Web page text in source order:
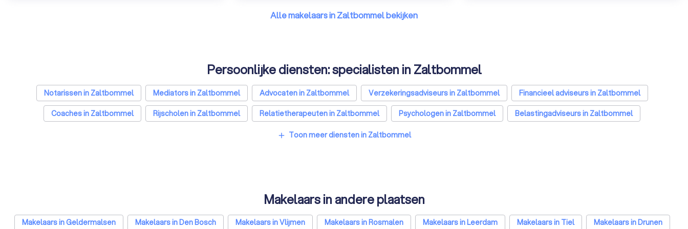
Alle makelaars in Zaltbommel bekijken
Persoonlijke diensten: specialisten in Zaltbommel
Notarissen in Zaltbommel Mediators in Zaltbommel Advocaten in Zaltbommel Verzekeringsadviseurs in Zaltbommel
Financieel adviseurs in Zaltbommel
Coaches in Zaltbommel
Rijscholen in Zaltbommel Relatietherapeuten in Zaltbommel Psychologen in Zaltbommel
Belastingadviseurs in Zaltbommel
Hypotheekadviseurs in Zaltbommel
Personal trainers in Zaltbommel
add Toon meer diensten in Zaltbommel
Makelaars in andere plaatsen
Makelaars in Geldermalsen Makelaars in Den Bosch Makelaars in Vlijmen Makelaars in Rosmalen Makelaars in Leerdam Makelaars in Tiel Makelaars in Drunen